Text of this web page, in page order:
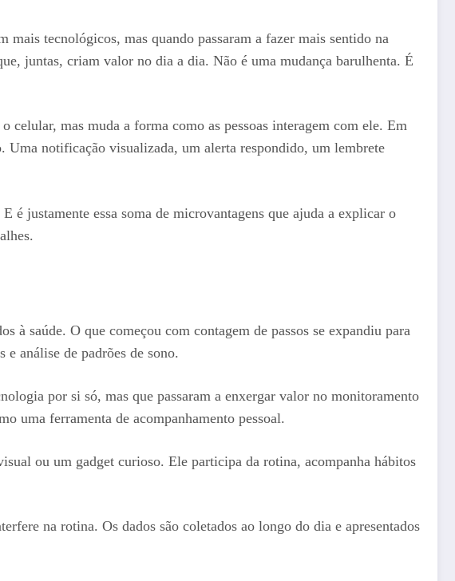
mais tecnológicos, mas quando passaram a fazer mais sentido na
juntas, criam valor no dia a dia. Não é uma mudança barulhenta. É
celular, mas muda a forma como as pessoas interagem com ele. Em
Uma notificação visualizada, um alerta respondido, um lembrete
justamente essa soma de microvantagens que ajuda a explicar o
à saúde. O que começou com contagem de passos se expandiu para
análise de padrões de sono.
por si só, mas que passaram a enxergar valor no monitoramento
uma ferramenta de acompanhamento pessoal.
ou um gadget curioso. Ele participa da rotina, acompanha hábitos
na rotina. Os dados são coletados ao longo do dia e apresentados